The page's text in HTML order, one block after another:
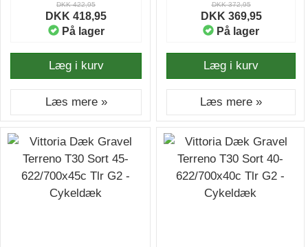
DKK 422,95
DKK 418,95
På lager
Læg i kurv
Læs mere »
DKK 372,95
DKK 369,95
På lager
Læg i kurv
Læs mere »